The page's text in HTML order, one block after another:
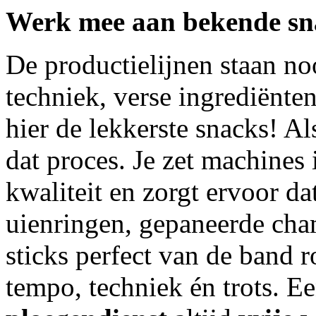
Werk mee aan bekende
De productielijnen staan
techniek, verse
hier de lekkerste snacks!
dat proces. Je zet
kwaliteit en zorgt ervoor
uienringen, gepaneerde
sticks perfect van de band
tempo, techniek én trots.